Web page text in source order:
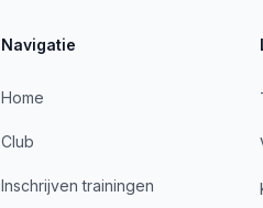
Navigatie
Home
Club
Inschrijven trainingen